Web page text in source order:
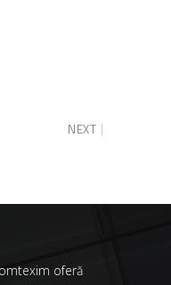
NEXT
oferă